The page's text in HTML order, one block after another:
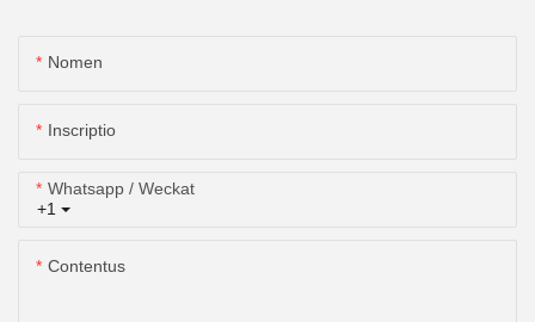
Nomen
Inscriptio
+1
Whatsapp / Weckat
Contentus